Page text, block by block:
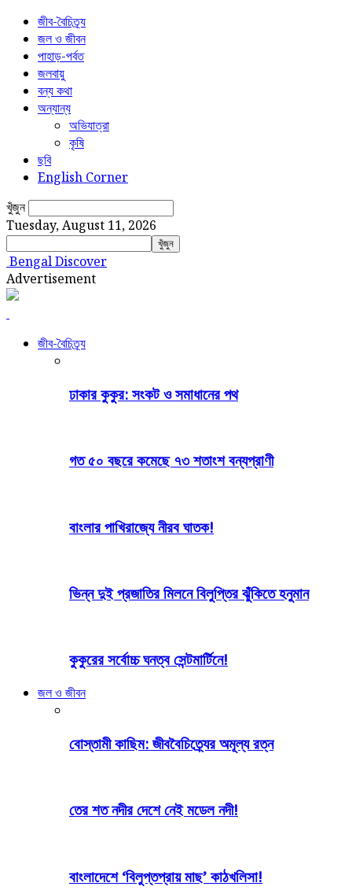
জীব-বৈচিত্র্য
জল ও জীবন
পাহাড়-পর্বত
জলবায়ু
বন্য কথা
অন্যান্য
অভিযাত্রা
কৃষি
ছবি
English Corner
খুঁজুন
Tuesday, August 11, 2026
Bengal Discover
Advertisement
জীব-বৈচিত্র্য
ঢাকার কুকুর: সংকট ও সমাধানের পথ
গত ৫০ বছরে কমেছে ৭৩ শতাংশ বন্যপ্রাণী
বাংলার পাখিরাজ্যে নীরব ঘাতক!
ভিন্ন দুই প্রজাতির মিলনে বিলুপ্তির ঝুঁকিতে হনুমান
কুকুরের সর্বোচ্চ ঘনত্ব সেন্টমার্টিনে!
জল ও জীবন
বোস্তামী কাছিম: জীববৈচিত্র্যের অমূল্য রত্ন
তের শত নদীর দেশে নেই মডেল নদী!
বাংলাদেশে ‘বিলুপ্তপ্রায় মাছ’ কাঠখলিসা!